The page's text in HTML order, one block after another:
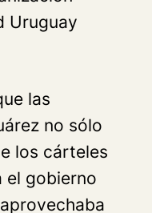
Uruguay
las
no sólo
los cárteles
el gobierno